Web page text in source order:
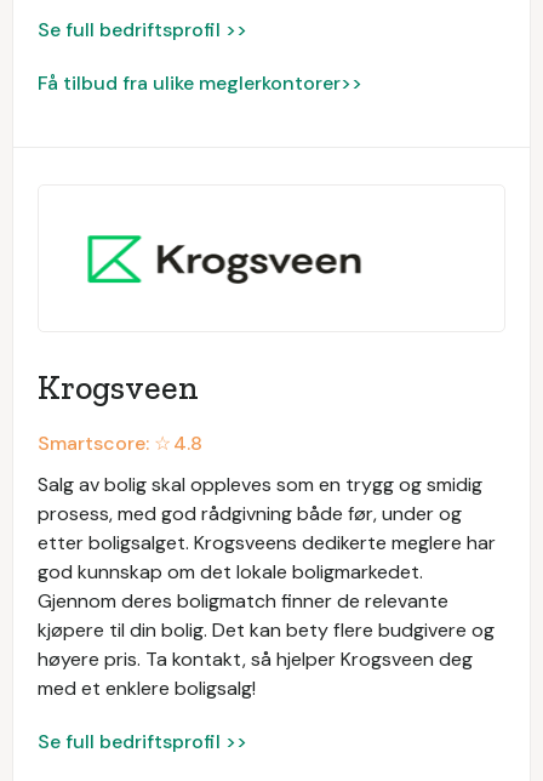
Se full bedriftsprofil >>
Få tilbud fra ulike meglerkontorer>>
Krogsveen
Smartscore: ☆4.8
Salg av bolig skal oppleves som en trygg og smidig
prosess, med god rådgivning både før, under og
etter boligsalget. Krogsveens dedikerte meglere har
god kunnskap om det lokale boligmarkedet.
Gjennom deres boligmatch finner de relevante
kjøpere til din bolig. Det kan bety flere budgivere og
høyere pris. Ta kontakt, så hjelper Krogsveen deg
med et enklere boligsalg!
Se full bedriftsprofil >>